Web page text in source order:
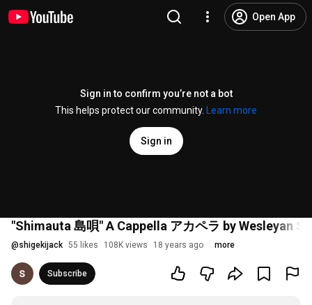
Open App
Sign in to confirm you’re not a bot
This helps protect our community.
Learn more
Sign in
"Shimauta 島唄" A Cappella アカペラ by Wesleyan
@shigekijack 55 likes 108K views 18 years ago more
Subscribe